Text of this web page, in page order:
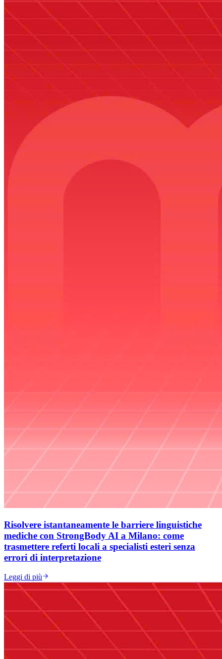
Risolvere istantaneamente le barriere linguistiche
mediche con StrongBody AI a Milano: come
trasmettere referti locali a specialisti esteri senza
errori di interpretazione
Leggi di più